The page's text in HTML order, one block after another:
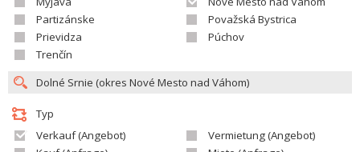
Partizánske
Považská Bystrica
Prievidza
Púchov
Trenčín
Typ
Verkauf (Angebot)
Vermietung (Angebot)